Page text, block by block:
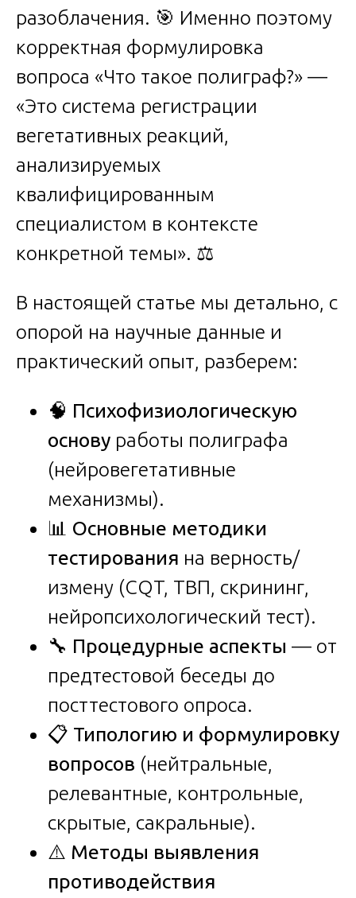
разоблачения. 🎯 Именно поэтому
корректная формулировка
вопроса «Что такое полиграф?» —
«Это система регистрации
вегетативных реакций,
анализируемых
квалифицированным
специалистом в контексте
конкретной темы». ⚖️
В настоящей статье мы детально, с
опорой на научные данные и
практический опыт, разберем:
🧠 Психофизиологическую
основу работы полиграфа
(нейровегетативные
механизмы).
📊 Основные методики
тестирования на верность/
измену (CQT, ТВП, скрининг,
нейропсихологический тест).
🔧 Процедурные аспекты — от
предтестовой беседы до
посттестового опроса.
📋 Типологию и формулировку
вопросов (нейтральные,
релевантные, контрольные,
скрытые, сакральные).
⚠️ Методы выявления
противодействия